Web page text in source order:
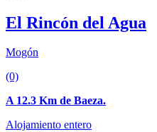
El Rincón del Agua
Mogón
(0)
A 12.3 Km de Baeza.
Alojamiento entero